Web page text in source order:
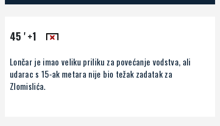
45 '+1
Lončar je imao veliku priliku za povećanje vodstva, ali
udarac s 15-ak metara nije bio težak zadatak za
Zlomislića.